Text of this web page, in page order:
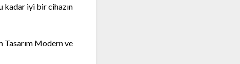
kadar iyi bir cihazın
Tasarım Modern ve